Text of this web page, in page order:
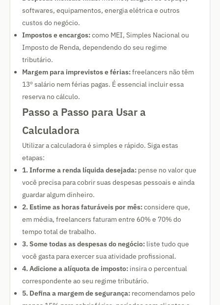
softwares, equipamentos, energia elétrica e outros
custos do negócio.
Impostos e encargos:como MEI, Simples Nacional ou
Imposto de Renda, dependendo do seu regime
tributário.
Margem para imprevistos e férias:freelancers não têm
13º salário nem férias pagas. É essencial incluir essa
reserva no cálculo.
Passo a Passo para Usar a
Calculadora
Utilizar a calculadora é simples e rápido. Siga estas
etapas:
1. Informe a renda líquida desejada: pense no valor que
você precisa para cobrir suas despesas pessoais e ainda
guardar algum dinheiro.
2. Estime as horas faturáveis por mês:considere que,
em média, freelancers faturam entre 60% e 70% do
tempo total de trabalho.
3. Some todas as despesas do negócio: liste tudo que
você gasta para exercer sua atividade profissional.
4. Adicione a alíquota de imposto: insira o percentual
correspondente ao seu regime tributário.
5. Defina a margem de segurança: recomendamos pelo